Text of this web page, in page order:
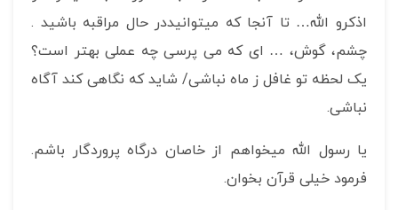
اذکرو الله… تا آنجا که میتوانیددر حال مراقبه باشید .
چشم، گوش، … ای که می پرسی چه عملی بهتر است؟
یک لحظه تو غافل ز ماه نباشی/ شاید که نگاهی کند آگاه
نباشی.
یا رسول الله می­خواهم از خاصان درگاه پروردگار باشم.
فرمود خیلی قرآن بخوان.